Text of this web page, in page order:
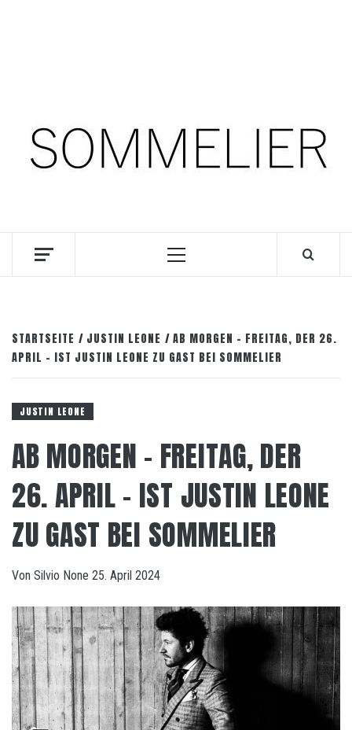
Primäres
STARTSEITE JUSTIN LEONE
AB MORGEN – FREITAG, DER 26.
APRIL – IST JUSTIN LEONE ZU GAST BEI SOMMELIER
JUSTIN LEONE
AB MORGEN – FREITAG, DER
26. APRIL – IST JUSTIN LEONE
ZU GAST BEI SOMMELIER
Von Silvio None 25. April 2024